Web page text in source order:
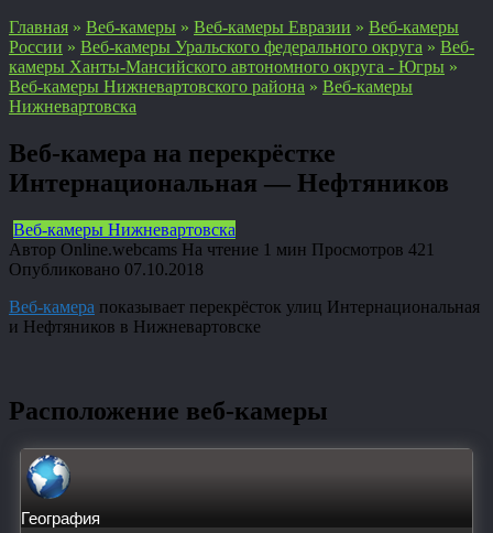
Главная » Веб-камеры » Веб-камеры Евразии » Веб-камеры
России » Веб-камеры Уральского федерального округа » Веб-
камеры Ханты-Мансийского автономного округа - Югры »
Веб-камеры Нижневартовского района » Веб-камеры
Нижневартовска
Веб-камера на перекрёстке
Интернациональная — Нефтяников
Веб-камеры Нижневартовска
Автор Online.webcams На чтение 1 мин Просмотров 421
Опубликовано 07.10.2018
Веб-камера показывает перекрёсток улиц Интернациональная
и Нефтяников в Нижневартовске
Расположение веб-камеры
География